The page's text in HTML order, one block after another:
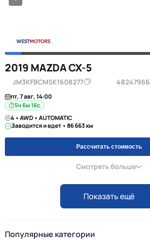
2019 MAZDA CX-5
JM3KFBCM5K1608277 48247966
пт, 7 авг, 14:00
5ч 6м 16с
4 • AWD • AUTOMATIC
Заводится и едет • 86 663 км
Рассчитать стоимость
Смотреть больше
Показать ещё
Популярные категории